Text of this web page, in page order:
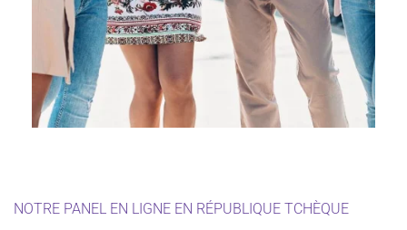
NOTRE PANEL EN LIGNE EN RÉPUBLIQUE TCHÈQUE